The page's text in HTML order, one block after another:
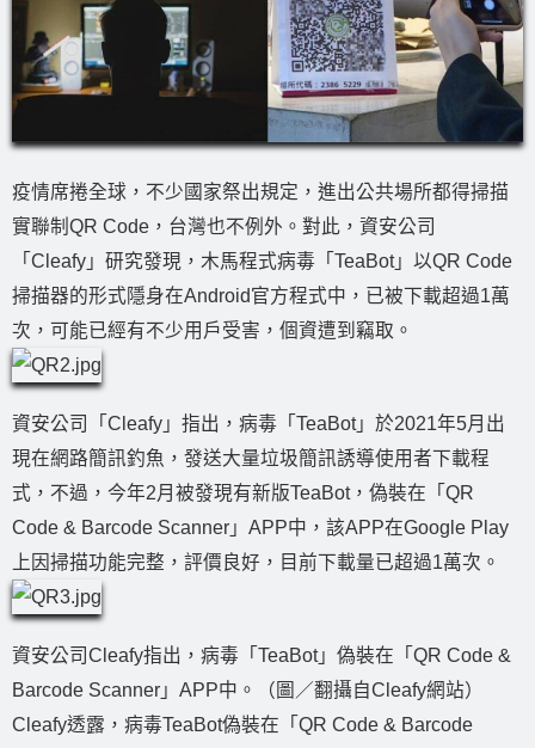
疫情席捲全球，不少國家祭出規定，進出公共場所都得掃描
實聯制QR Code，台灣也不例外。對此，資安公司
「Cleafy」研究發現，木馬程式病毒「TeaBot」以QR Code
掃描器的形式隱身在Android官方程式中，已被下載超過1萬
次，可能已經有不少用戶受害，個資遭到竊取。
資安公司「Cleafy」指出，病毒「TeaBot」於2021年5月出
現在網路簡訊釣魚，發送大量垃圾簡訊誘導使用者下載程
式，不過，今年2月被發現有新版TeaBot，偽裝在「QR
Code & Barcode Scanner」APP中，該APP在Google Play
上因掃描功能完整，評價良好，目前下載量已超過1萬次。
資安公司Cleafy指出，病毒「TeaBot」偽裝在「QR Code &
Barcode Scanner」APP中。（圖／翻攝自Cleafy網站）
Cleafy透露，病毒TeaBot偽裝在「QR Code & Barcode